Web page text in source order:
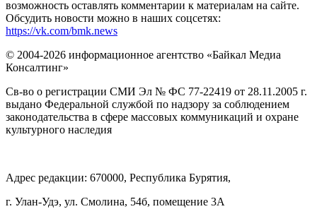
возможность оставлять комментарии к материалам на сайте.
Обсудить новости можно в наших соцсетях:
https://vk.com/bmk.news
© 2004-2026 информационное агентство «Байкал Медиа
Консалтинг»
Св-во о регистрации СМИ Эл № ФС 77-22419 от 28.11.2005 г.
выдано Федеральной службой по надзору за соблюдением
законодательства в сфере массовых коммуникаций и охране
культурного наследия
Адрес редакции: 670000, Республика Бурятия,
г. Улан-Удэ, ул. Смолина, 54б, помещение 3А